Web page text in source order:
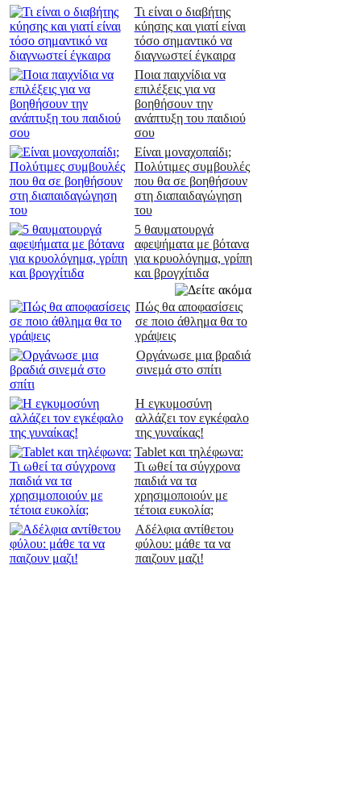
Τι είναι ο διαβήτης
κύησης και γιατί είναι
τόσο σημαντικό να
διαγνωστεί έγκαιρα
Ποια παιχνίδια να
επιλέξεις για να
βοηθήσουν την
ανάπτυξη του παιδιού
σου
Είναι μοναχοπαίδι;
Πολύτιμες συμβουλές
που θα σε βοηθήσουν
στη διαπαιδαγώγηση
του
5 θαυματουργά
αφεψήματα με βότανα
για κρυολόγημα, γρίπη
και βρογχίτιδα
Πώς θα αποφασίσεις
σε ποιο άθλημα θα το
γράψεις
Οργάνωσε μια βραδιά
σινεμά στο σπίτι
Η εγκυμοσύνη
αλλάζει τον εγκέφαλο
της γυναίκας!
Tablet και τηλέφωνα:
Τι ωθεί τα σύγχρονα
παιδιά να τα
χρησιμοποιούν με
τέτοια ευκολία;
Αδέλφια αντίθετου
φύλου: μάθε τα να
παιζουν μαζι!